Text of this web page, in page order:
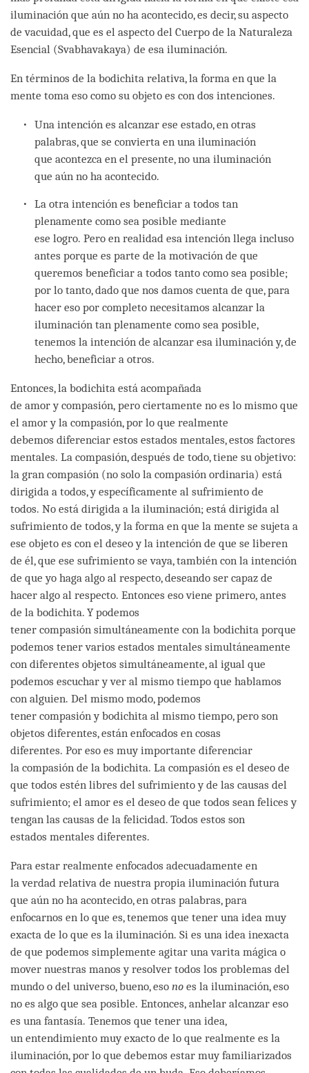
iluminación que aún no ha acontecido, es decir, su aspecto
de vacuidad, que es el aspecto del Cuerpo de la Naturaleza
Esencial (Svabhavakaya) de esa iluminación.
En términos de la bodichita relativa, la forma en que la
mente toma eso como su objeto es con dos intenciones.
Una intención es alcanzar ese estado, en otras
palabras, que se convierta en una iluminación
que acontezca en el presente, no una iluminación
que aún no ha acontecido.
La otra intención es beneficiar a todos tan
plenamente como sea posible mediante
ese logro. Pero en realidad esa intención llega incluso
antes porque es parte de la motivación de que
queremos beneficiar a todos tanto como sea posible;
por lo tanto, dado que nos damos cuenta de que, para
hacer eso por completo necesitamos alcanzar la
iluminación tan plenamente como sea posible,
tenemos la intención de alcanzar esa iluminación y, de
hecho, beneficiar a otros.
Entonces, la bodichita está acompañada
de amor y compasión, pero ciertamente no es lo mismo que
el amor y la compasión, por lo que realmente
debemos diferenciar estos estados mentales, estos factores
mentales. La compasión, después de todo, tiene su objetivo:
la gran compasión (no solo la compasión ordinaria) está
dirigida a todos, y específicamente al sufrimiento de
todos. No está dirigida a la iluminación; está dirigida al
sufrimiento de todos, y la forma en que la mente se sujeta a
ese objeto es con el deseo y la intención de que se liberen
de él, que ese sufrimiento se vaya, también con la intención
de que yo haga algo al respecto, deseando ser capaz de
hacer algo al respecto. Entonces eso viene primero, antes
de la bodichita. Y podemos
tener compasión simultáneamente con la bodichita porque
podemos tener varios estados mentales simultáneamente
con diferentes objetos simultáneamente, al igual que
podemos escuchar y ver al mismo tiempo que hablamos
con alguien. Del mismo modo, podemos
tener compasión y bodichita al mismo tiempo, pero son
objetos diferentes, están enfocados en cosas
diferentes. Por eso es muy importante diferenciar
la compasión de la bodichita. La compasión es el deseo de
que todos estén libres del sufrimiento y de las causas del
sufrimiento; el amor es el deseo de que todos sean felices y
tengan las causas de la felicidad. Todos estos son
estados mentales diferentes.
Para estar realmente enfocados adecuadamente en
la verdad relativa de nuestra propia iluminación futura
que aún no ha acontecido, en otras palabras, para
enfocarnos en lo que es, tenemos que tener una idea muy
exacta de lo que es la iluminación. Si es una idea inexacta
de que podemos simplemente agitar una varita mágica o
mover nuestras manos y resolver todos los problemas del
mundo o del universo, bueno, eso no es la iluminación, eso
no es algo que sea posible. Entonces, anhelar alcanzar eso
es una fantasía. Tenemos que tener una idea,
un entendimiento muy exacto de lo que realmente es la
iluminación, por lo que debemos estar muy familiarizados